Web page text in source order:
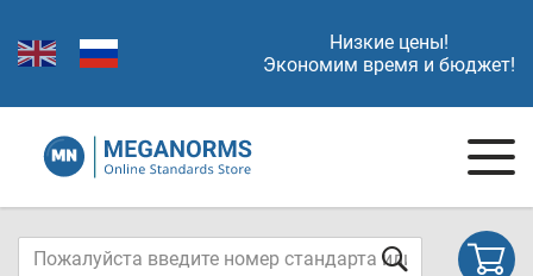
Низкие цены!
Экономим время и бюджет!